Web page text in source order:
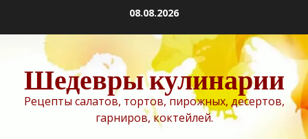
содержимому
08.08.2026
Шедевры кулинарии
Рецепты салатов, тортов, пирожных, десертов,
гарниров, коктейлей.